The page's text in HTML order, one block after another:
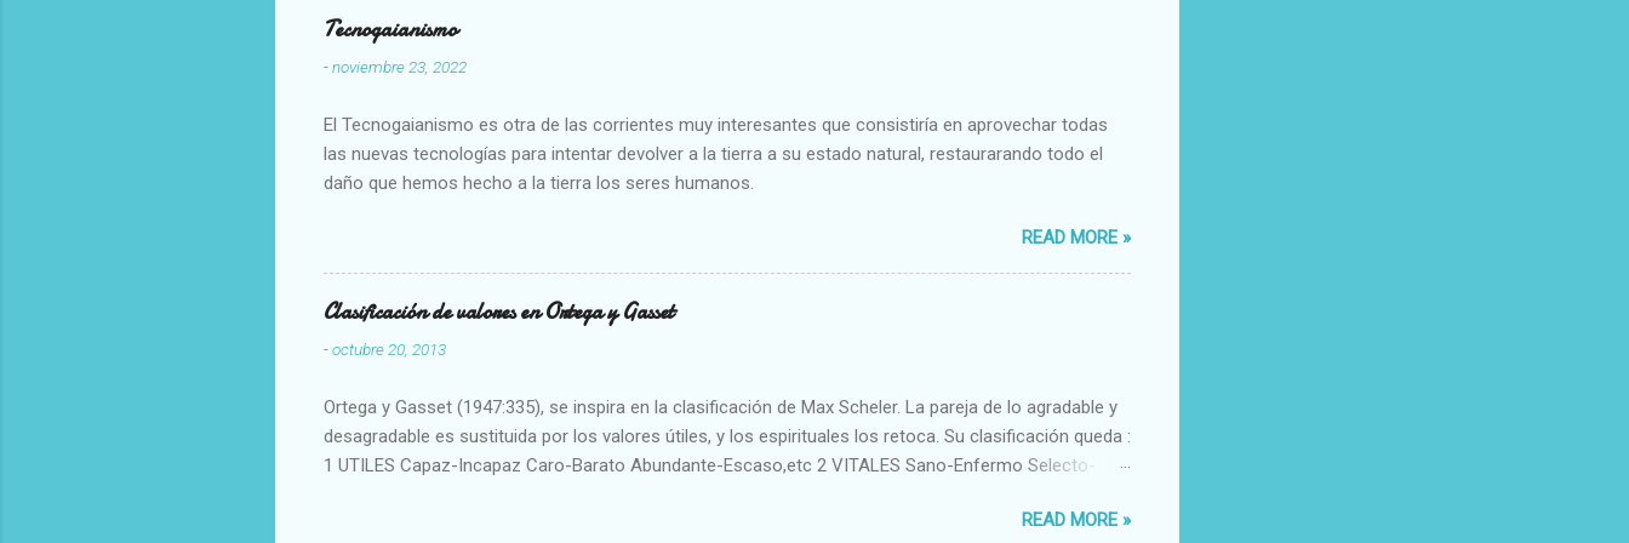
Tecnogaianismo
-noviembre 23, 2022
El Tecnogaianismo es otra de las corrientes muy interesantes que consistiría en aprovechar todas
las nuevas tecnologías para intentar devolver a la tierra a su estado natural, restaurarando todo el
daño que hemos hecho a la tierra los seres humanos.
READ MORE »
Clasificación de valores en Ortega y Gasset
-octubre 20, 2013
Ortega y Gasset (1947:335), se inspira en la clasificación de Max Scheler. La pareja de lo agradable y
desagradable es sustituida por los valores útiles, y los espirituales los retoca. Su clasificación queda :
1 UTILES Capaz-Incapaz Caro-Barato Abundante-Escaso,etc 2 VITALES Sano-Enfermo Selecto-
Aproximado Evidente-Probable,etc b) Morales Bueno-malo Bondadoso-malvado Justo-InjustoREAD MORE »